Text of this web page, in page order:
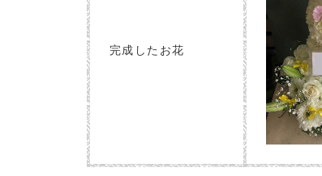
完成したお花